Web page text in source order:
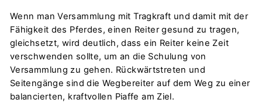
Wenn man Versammlung mit Tragkraft und damit mit der
Fähigkeit des Pferdes, einen Reiter gesund zu tragen,
gleichsetzt, wird deutlich, dass ein Reiter keine Zeit
verschwenden sollte, um an die Schulung von
Versammlung zu gehen. Rückwärtstreten und
Seitengänge sind die Wegbereiter auf dem Weg zu einer
balancierten, kraftvollen Piaffe am Ziel.